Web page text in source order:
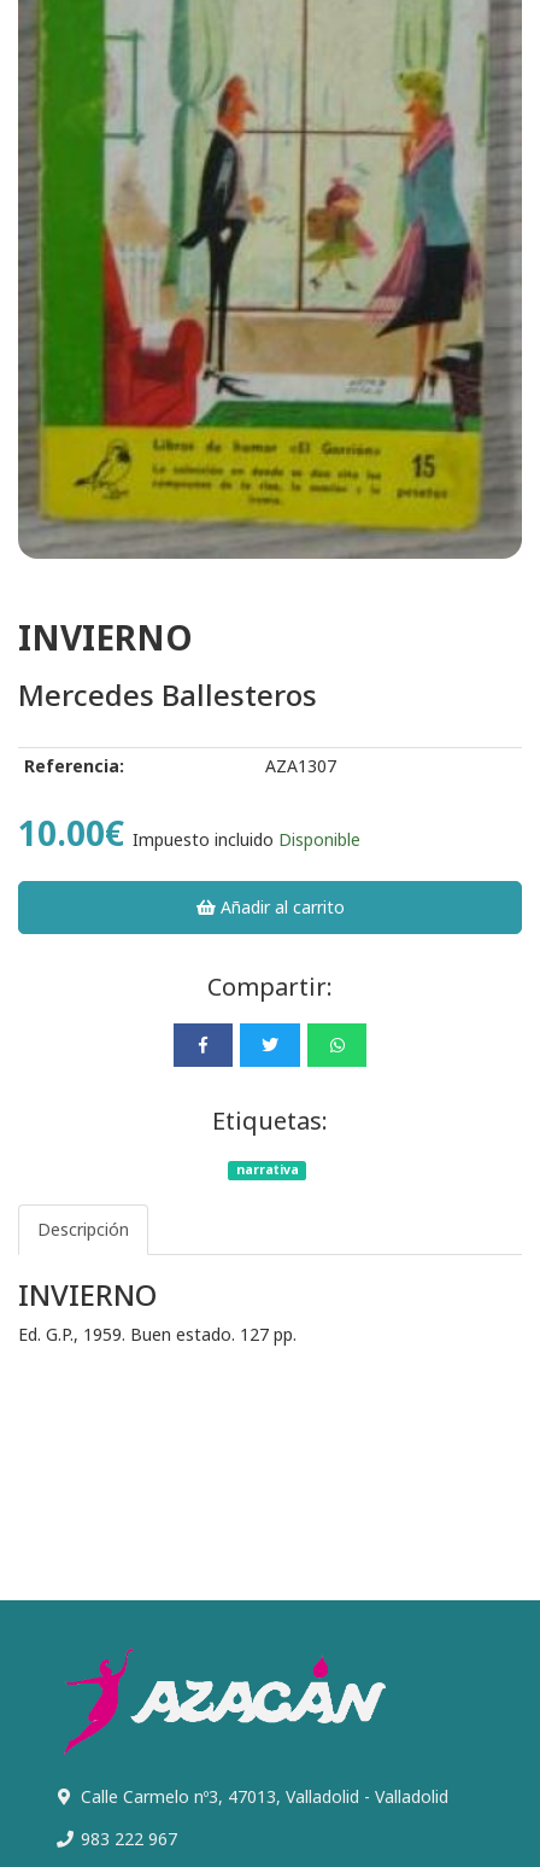
INVIERNO
Mercedes Ballesteros
Referencia: AZA1307
10.00€ Impuesto incluido Disponible
Añadir al carrito
Compartir:
Etiquetas:
narrativa
Descripción
INVIERNO
Ed. G.P., 1959. Buen estado. 127 pp.
Calle Carmelo nº3, 47013, Valladolid - Valladolid
983 222 967